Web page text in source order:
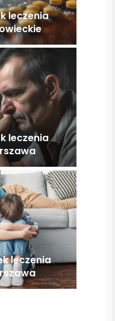
leczenia
leczenia
leczenia